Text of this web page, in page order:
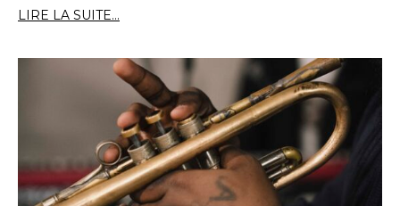
LIRE LA SUITE...